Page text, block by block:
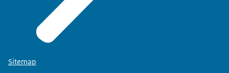
Sitemap